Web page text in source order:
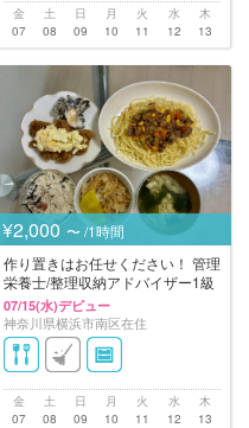
金
07
土
08
日
09
月
10
火
11
水
12
木
13
¥2,000 〜 /1時間
作り置きはお任せください！ 管理
栄養士/整理収納アドバイザー1級
07/15(水)デビュー
神奈川県横浜市南区在住
金
07
土
08
日
09
月
10
火
11
水
12
木
13